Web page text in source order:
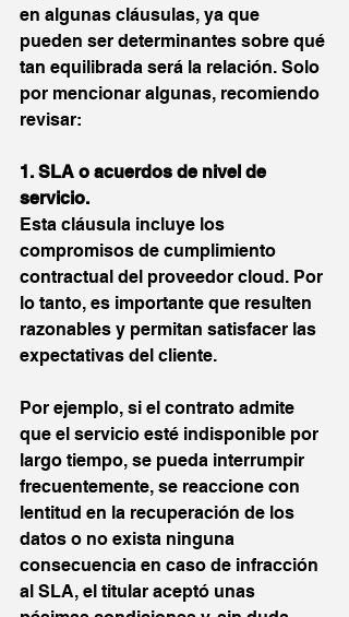
en algunas cláusulas, ya que
pueden ser determinantes sobre qué
tan equilibrada será la relación. Solo
por mencionar algunas, recomiendo
revisar:
1. SLA o acuerdos de nivel de
servicio.
Esta cláusula incluye los
compromisos de cumplimiento
contractual del proveedor cloud. Por
lo tanto, es importante que resulten
razonables y permitan satisfacer las
expectativas del cliente.
Por ejemplo, si el contrato admite
que el servicio esté indisponible por
largo tiempo, se pueda interrumpir
frecuentemente, se reaccione con
lentitud en la recuperación de los
datos o no exista ninguna
consecuencia en caso de infracción
al SLA, el titular aceptó unas